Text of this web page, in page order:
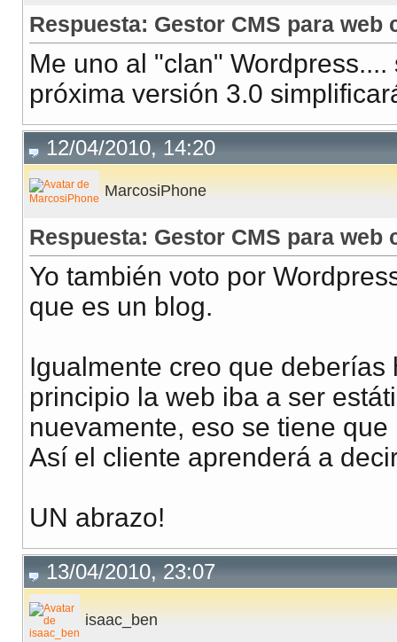
Respuesta: Gestor CMS para web
Me uno al "clan"
próxima versión 3.0
12/04/2010, 14:20
MarcosiPhone
Respuesta: Gestor CMS para web
Yo también voto por
que es un blog.
Igualmente creo que
principio la web iba a ser
nuevamente, eso se tiene
Así el cliente aprenderá a
UN abrazo!
13/04/2010, 23:07
isaac_ben